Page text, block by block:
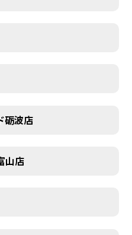
砺波店
山店